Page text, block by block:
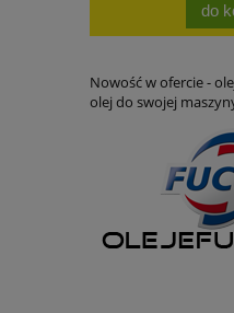
do
Nowość w ofercie -
olej do swojej